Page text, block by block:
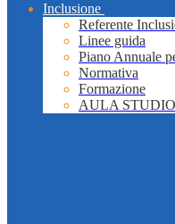
Inclusione
Referente
Linee guida
Piano Annuale
Normativa
Formazione
AULA